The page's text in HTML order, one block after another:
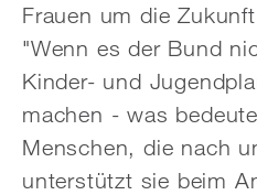
Frauen um die
"Wenn es der Bund
Kinder- und
machen - was
Menschen, die nach
unterstützt sie beim